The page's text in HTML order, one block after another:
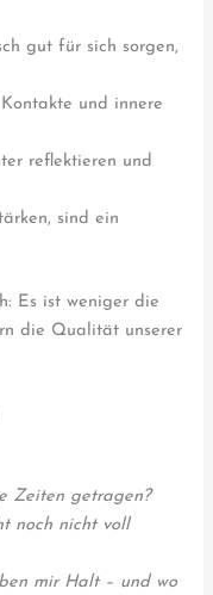
gut für sich sorgen,
und innere
reflektieren und
sind ein
Es ist weniger die
die Qualität unserer
Zeiten getragen?
noch nicht voll
mir Halt – und wo